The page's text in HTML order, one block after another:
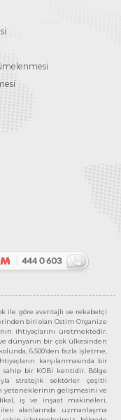
ile göre avantajlı ve rekabetçi
biri olan Ostim Organize
ihtiyaçlarını üretmektedir.
dünyanın bir çok ülkesinden
6.500’den fazla işletme,
karşılanmasında bir
bir KOBİ kentidir. Bölge
stratejik sektörler çeşitli
yeteneklerinin gelişmesini ve
iş ve inşaat makineleri,
alanlarında uzmanlaşma